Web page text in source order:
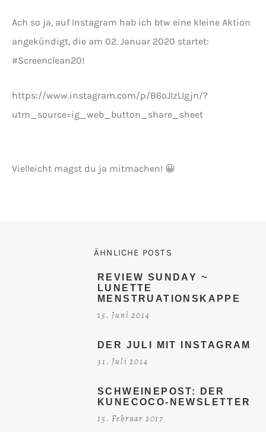
Ach so ja, auf Instagram hab ich btw eine kleine Aktion
angekündigt, die am 02. Januar 2020 startet:
#Screenclean20!
https://www.instagram.com/p/B6oJIzLIgjn/?
utm_source=ig_web_button_share_sheet
Vielleicht magst du ja mitmachen! 😀
ÄHNLICHE POSTS
REVIEW SUNDAY ~
LUNETTE
MENSTRUATIONSKAPPE
15. Juni 2014
DER JULI MIT INSTAGRAM
31. Juli 2014
SCHWEINEPOST: DER
KUNECOCO-NEWSLETTER
15. Februar 2017